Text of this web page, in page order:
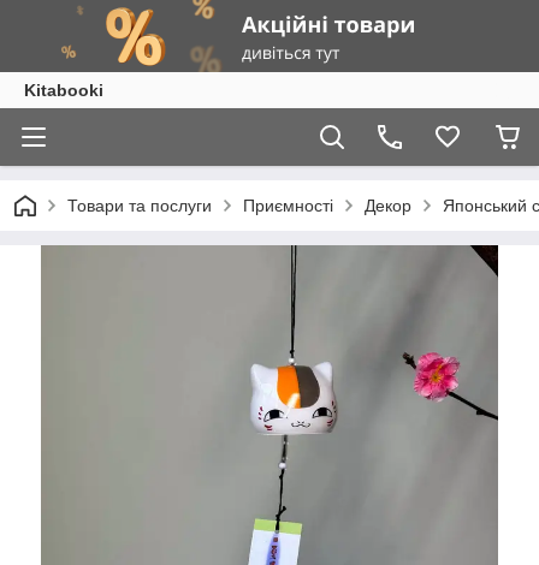
Kitabooki
Товари та послуги Приємності Декор Японський